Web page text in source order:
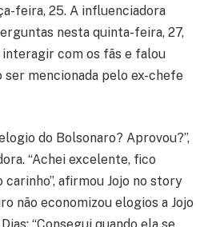
feira, 25. A influenciadora
nesta quinta-feira, 27,
interagir com os fãs e falou
mencionada pelo ex-chefe
do Bolsonaro? Aprovou?”,
“Achei excelente, fico
afirmou Jojo no story
não economizou elogios a Jojo